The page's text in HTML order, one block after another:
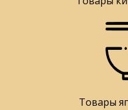
Товары